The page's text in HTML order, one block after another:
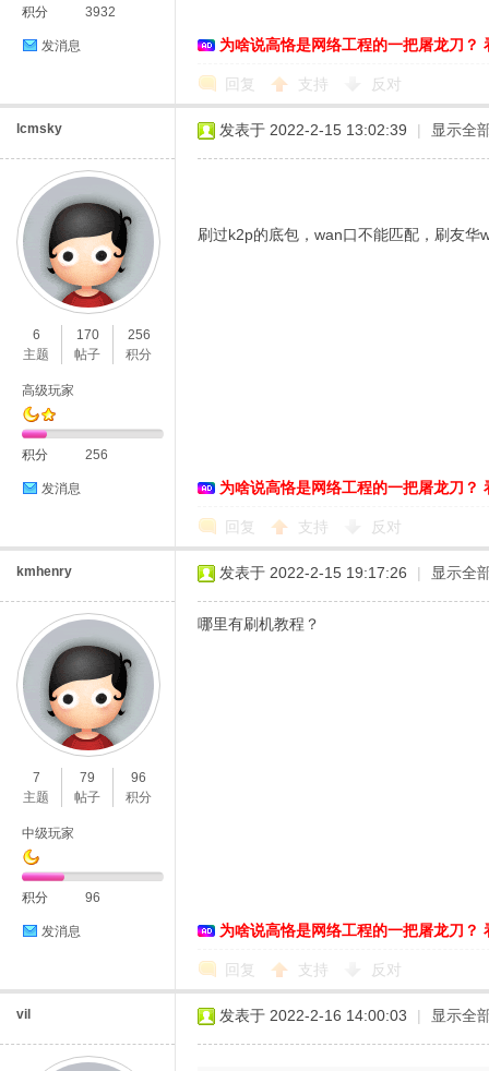
积分 3932
发消息 为啥说高恪是网络工程的一把屠龙刀？
回复 支持 反对
lcmsky
6
主题
170
帖子
256
积分
高级玩家
积分 256
发消息
发表于 2022-2-15 13:02:39 | 显示全
刷过k2p的底包，wan口不能匹配，刷友
为啥说高恪是网络工程的一把屠龙刀？
回复 支持 反对
kmhenry
7
主题
79
帖子
96
积分
中级玩家
积分 96
发消息
发表于 2022-2-15 19:17:26 | 显示全
哪里有刷机教程？
为啥说高恪是网络工程的一把屠龙刀？
回复 支持 反对
vil 发表于 2022-2-16 14:00:03 | 显示全